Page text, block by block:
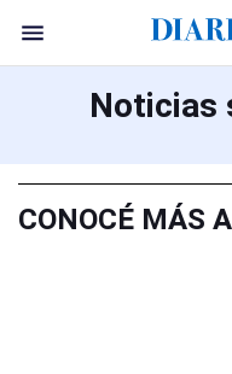
Noticias
CONOCÉ MÁS